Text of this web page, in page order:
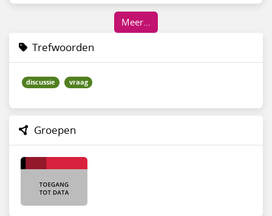
Meer…
Trefwoorden
discussie vraag
Groepen